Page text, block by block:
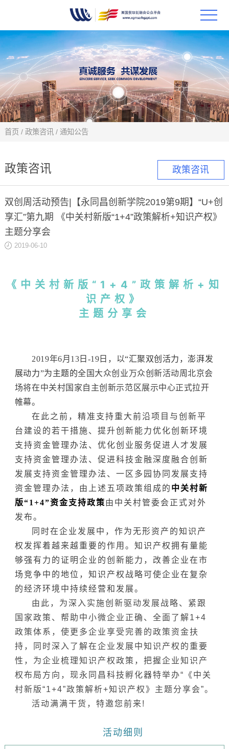
首页
政策
科技
合作
创新
政策咨讯
首页 / 政策咨讯 / 通知公告
政策咨讯
双创周活动预告|【永同昌创新学院2019第9期】“U+创
享汇”第九期 《中关村新版“1+4”政策解析+知识产权》
主题分享会
2019-06-10
《中关村新版“1+4”政策解析+知
识产权》
主题分享会
2019年6月13日-19日，以“汇聚双创活力，澎湃发
展动力”为主题的全国大众创业万众创新活动周北京会
场将在中关村国家自主创新示范区展示中心正式拉开
帷幕。
在此之前，精准支持重大前沿项目与创新平
台建设的若干措施、提升创新能力优化创新环境
支持资金管理办法、优化创业服务促进人才发展
支持资金管理办法、促进科技金融深度融合创新
发展支持资金管理办法、一区多园协同发展支持
资金管理办法，由上述五项政策组成的 中关村新
版“1+4”资金支持政策由中关村管委会正式对外
发布。
同时在企业发展中，作为无形资产的知识产
权发挥着越来越重要的作用。知识产权拥有量能
够强有力的证明企业的创新能力，改善企业在市
场竞争中的地位，知识产权战略可使企业在复杂
的经济环境中持续经营和发展。
由此，为深入实施创新驱动发展战略、紧跟
国家政策、帮助中小微企业正确、全面了解1+4
政策体系，使更多企业享受完善的政策资金扶
持，同时深入了解在企业发展中知识产权的重要
性，为企业梳理知识产权政策，把握企业知识产
权布局方向，现永同昌科技孵化器特举办“《中关
村新版“1+4”政策解析+知识产权》主题分享会”。
活动满满干货，特邀您前来!
活动细则